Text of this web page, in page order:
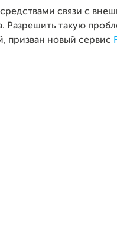
связи с
Разрешить такую
призван новый сервис